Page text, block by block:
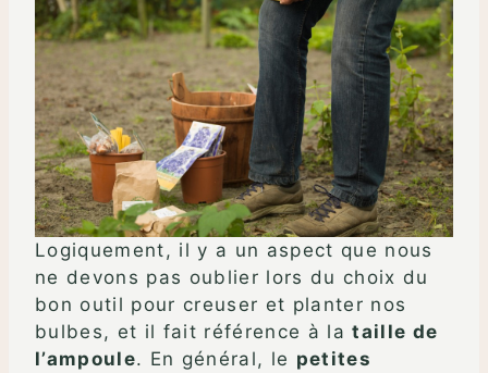
Logiquement, il y a un aspect que nous
ne devons pas oublier lors du choix du
bon outil pour creuser et planter nos
bulbes, et il fait référence à lataille de
l’ampoule. En général, le petites